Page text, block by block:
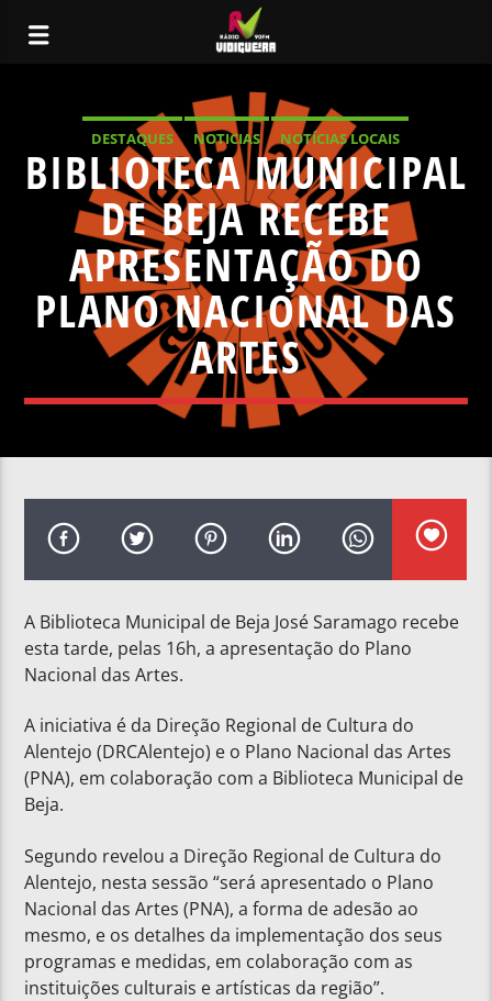
DESTAQUES NOTICIAS
NOTÍCIAS LOCAIS
NOTÍCIAS NACIONAIS
BIBLIOTECA MUNICIPAL
DE BEJA RECEBE
APRESENTAÇÃO DO
PLANO NACIONAL DAS
ARTES
A Biblioteca Municipal de Beja José Saramago recebe
esta tarde, pelas 16h, a apresentação do Plano
Nacional das Artes.
A iniciativa é da Direção Regional de Cultura do
Alentejo (DRCAlentejo) e o Plano Nacional das Artes
(PNA), em colaboração com a Biblioteca Municipal de
Beja.
Segundo revelou a Direção Regional de Cultura do
Alentejo, nesta sessão “será apresentado o Plano
Nacional das Artes (PNA), a forma de adesão ao
mesmo, e os detalhes da implementação dos seus
programas e medidas, em colaboração com as
instituições culturais e artísticas da região”.